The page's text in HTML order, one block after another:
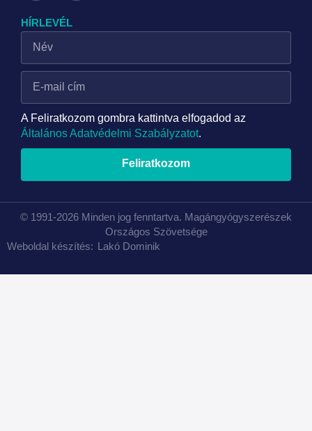
HÍRLEVÉL
A Feliratkozom gombra kattintva elfogadod az
Általános Adatvédelmi Szabályzatot.
Feliratkozom
© 1991-2026 Minden jog fenntartva. Magángyógyszerészek
Országos Szövetsége
Weboldal készítés: Lakó Dominik